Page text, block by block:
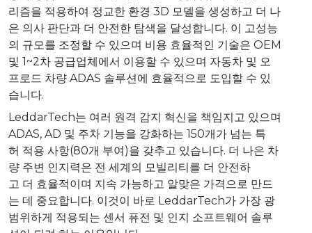
리즘을 적용하여 정교한 환경 3D 모델을 생성하고 더 나
은 의사 판단과 더 안전한 탐색을 달성합니다. 이 고성능
의 규모를 조정할 수 있으며 비용 효율적인 기술은 OEM
및 1~2차 공급업체에서 이용할 수 있으며 자동차 및 오
프로드 차량 ADAS 솔루션에 효율적으로 도입할 수 있
습니다.
LeddarTech는 여러 원격 감지 혁신을 책임지고 있으며
ADAS, AD 및 주차 기능을 강화하는 150개가 넘는 특
허 적용 사항(80개 부여)을 갖추고 있습니다. 더 나은 차
량 주변 인지력은 전 세계의 모빌리티를 더 안전하
고 더 효율적이며 지속 가능하고 알맞은 가격으로 만드
는 데 중요합니다. 이것이 바로 LeddarTech가 가장 광
범위하게 적용되는 센서 퓨전 및 인지 소프트웨어 솔루